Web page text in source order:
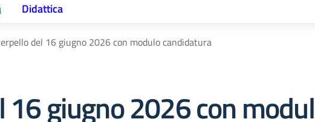
Didattica
del 16 giugno 2026 con modulo candidatura
16 giugno 2026 con